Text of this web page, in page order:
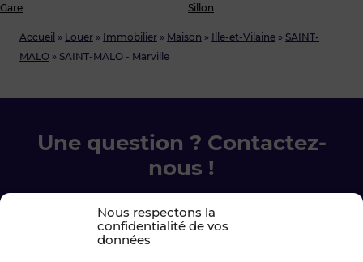
Nous respectons la
confidentialité de vos
données
Accueil » Louer » Immobilier » Maison » Ille-et-Vilaine » SAINT-
MALO » SAINT-MALO - Marville
Gare
Sillon
Une question ? Contactez-
nous !
Chez Blot nous sommes là pour vous
accompagner à chaque étape.